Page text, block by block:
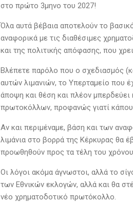
στο πρώτο 3μηνο του 2027!
Όλα αυτά βέβαια αποτελούν το
αναφορικά με τις διαθέσιμες
και της πολιτικής απόφασης, που
Βλέπετε παρόλο που ο σχεδιασμός
αυτών λιμανιών, το Υπερταμείο που
άποψη και θέση και πλέον
πρωτοκόλλων, προφανώς γιατί κάπου
Αν και περιμέναμε, βάση και των
λιμάνια στο βορρά της Κέρκυρας θα
προωθηθούν προς τα τέλη του
Οι λόγοι ακόμα άγνωστοι, αλλά το
των Εθνικών εκλογών, αλλά και θα
νέο χρηματοδοτικό πρωτόκολλο.